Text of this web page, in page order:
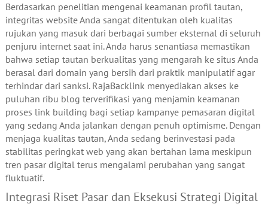
Berdasarkan penelitian mengenai keamanan profil tautan,
integritas website Anda sangat ditentukan oleh kualitas
rujukan yang masuk dari berbagai sumber eksternal di seluruh
penjuru internet saat ini. Anda harus senantiasa memastikan
bahwa setiap tautan berkualitas yang mengarah ke situs Anda
berasal dari domain yang bersih dari praktik manipulatif agar
terhindar dari sanksi. RajaBacklink menyediakan akses ke
puluhan ribu blog terverifikasi yang menjamin keamanan
proses link building bagi setiap kampanye pemasaran digital
yang sedang Anda jalankan dengan penuh optimisme. Dengan
menjaga kualitas tautan, Anda sedang berinvestasi pada
stabilitas peringkat web yang akan bertahan lama meskipun
tren pasar digital terus mengalami perubahan yang sangat
fluktuatif.
Integrasi Riset Pasar dan Eksekusi Strategi Digital